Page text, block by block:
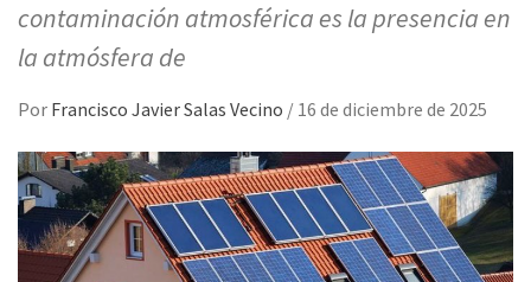
contaminación atmosférica es la presencia en
la atmósfera de
Por Francisco Javier Salas Vecino / 16 de diciembre de 2025